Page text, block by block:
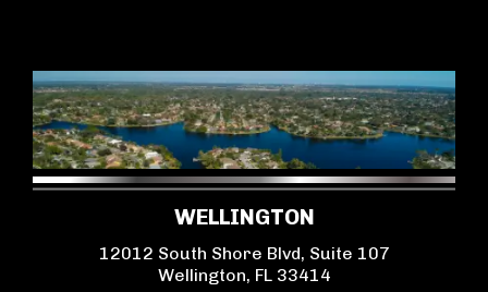
WELLINGTON
12012 South Shore Blvd, Suite 107
Wellington, FL 33414